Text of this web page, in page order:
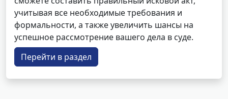
учитывая все необходимые требования и
формальности, а также увеличить шансы на
успешное рассмотрение вашего дела в суде.
Перейти в раздел